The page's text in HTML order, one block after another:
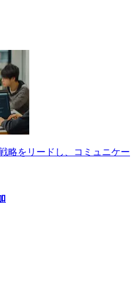
略をリードし、コミュニケー